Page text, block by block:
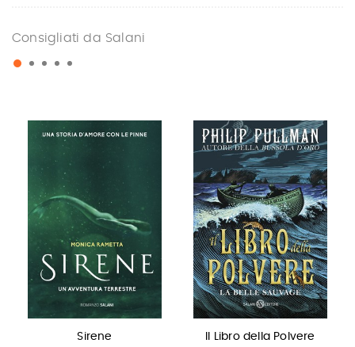
Consigliati da Salani
Sirene
Il Libro della Polvere